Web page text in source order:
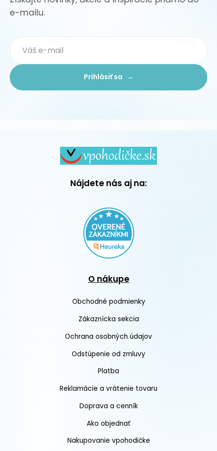
e-mailu.
Prihlásiť sa →
Nájdete nás aj na:
O nákupe
Obchodné podmienky
Zákaznícka sekcia
Ochrana osobných údajov
Odstúpenie od zmluvy
Platba
Reklamácie a vrátenie tovaru
Doprava a cenník
Ako objednať
Nakupovanie vpohodičke